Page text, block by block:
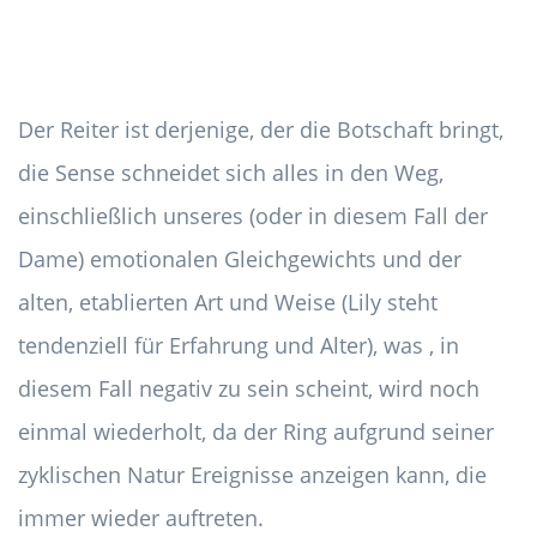
Der Reiter ist derjenige, der die Botschaft bringt,
die Sense schneidet sich alles in den Weg,
einschließlich unseres (oder in diesem Fall der
Dame) emotionalen Gleichgewichts und der
alten, etablierten Art und Weise (Lily steht
tendenziell für Erfahrung und Alter), was , in
diesem Fall negativ zu sein scheint, wird noch
einmal wiederholt, da der Ring aufgrund seiner
zyklischen Natur Ereignisse anzeigen kann, die
immer wieder auftreten.